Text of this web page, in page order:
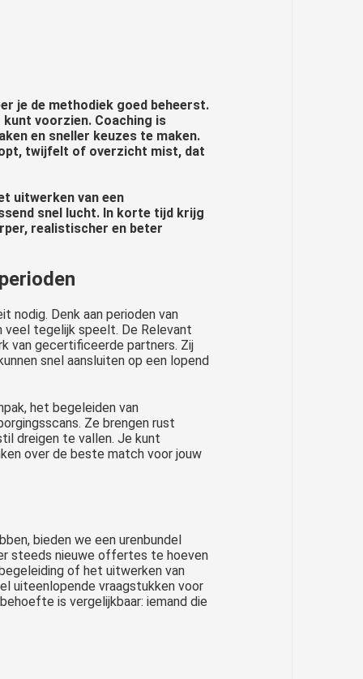
je de methodiek goed beheerst.
voorzien. Coaching is
en sneller keuzes te maken.
twijfelt of overzicht mist, dat
uitwerken van een
snel lucht. In korte tijd krijg
realistischer en beter
nodig. Denk aan perioden van
tegelijk speelt. De Relevant
van gecertificeerde partners. Zij
snel aansluiten op een lopend
het begeleiden van
Ze brengen rust
dreigen te vallen. Je kunt
over de beste match voor jouw
bieden we een urenbundel
steeds nieuwe offertes te hoeven
of het uitwerken van
uiteenlopende vraagstukken voor
is vergelijkbaar: iemand die